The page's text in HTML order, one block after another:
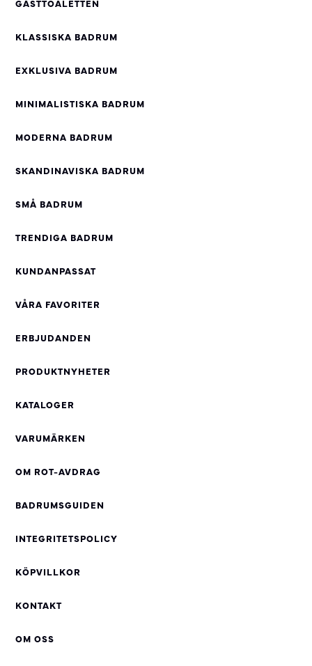
GÄSTTOALETTEN
KLASSISKA BADRUM
EXKLUSIVA BADRUM
MINIMALISTISKA BADRUM
MODERNA BADRUM
SKANDINAVISKA BADRUM
SMÅ BADRUM
TRENDIGA BADRUM
KUNDANPASSAT
VÅRA FAVORITER
ERBJUDANDEN
PRODUKTNYHETER
KATALOGER
VARUMÄRKEN
OM ROT-AVDRAG
BADRUMSGUIDEN
INTEGRITETSPOLICY
KÖPVILLKOR
KONTAKT
OM OSS